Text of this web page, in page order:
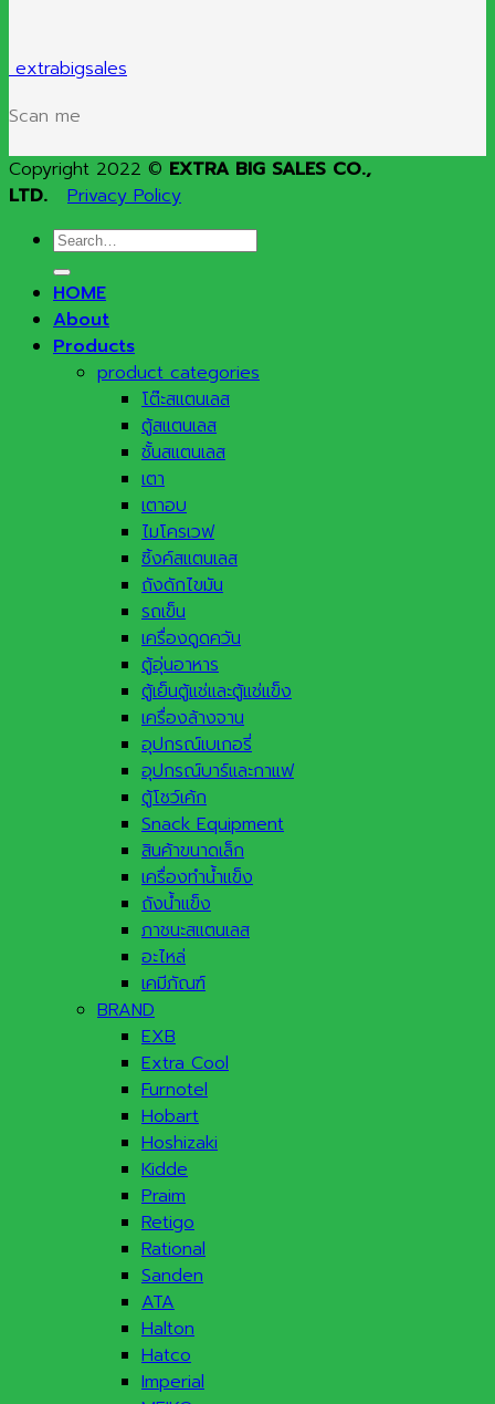
extrabigsales
Scan me
Copyright 2022 © EXTRA BIG SALES CO.,
LTD.
Privacy Policy
Search
for:
HOME
About
Products
product categories
โต๊ะสแตนเลส
ตู้สแตนเลส
ชั้นสแตนเลส
เตา
เตาอบ
ไมโครเวฟ
ซิ้งค์สแตนเลส
ถังดักไขมัน
รถเข็น
เครื่องดูดควัน
ตู้อุ่นอาหาร
ตู้เย็นตู้แช่และตู้แช่แข็ง
เครื่องล้างจาน
อุปกรณ์เบเกอรี่
อุปกรณ์บาร์และกาแฟ
ตู้โชว์เค้ก
Snack Equipment
สินค้าขนาดเล็ก
เครื่องทำน้ำแข็ง
ถังน้ำแข็ง
ภาชนะสแตนเลส
อะไหล่
เคมีภัณฑ์
BRAND
EXB
Extra Cool
Furnotel
Hobart
Hoshizaki
Kidde
Praim
Retigo
Rational
Sanden
ATA
Halton
Hatco
Imperial